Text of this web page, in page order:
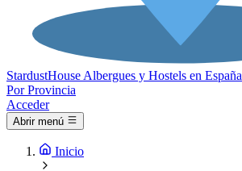
StardustHouse Albergues y Hostels en España
Por Provincia
Acceder
Abrir menú
Inicio